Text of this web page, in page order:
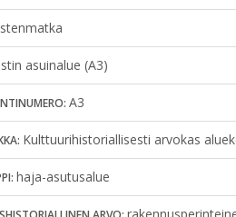
asuinalue (A3)
A3
Kulttuurihistoriallisesti arvokas
haja-asutusalue